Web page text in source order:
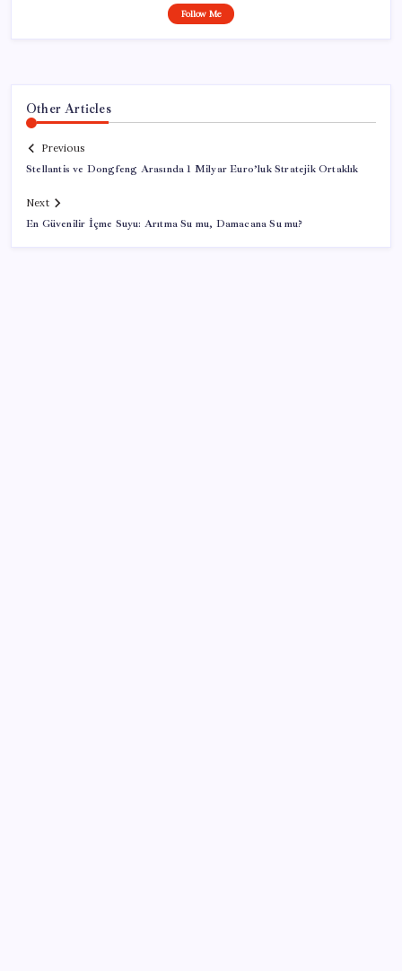
Follow Me
Other Articles
Previous
Stellantis ve Dongfeng Arasında 1 Milyar Euro’luk Stratejik Ortaklık
Next
En Güvenilir İçme Suyu: Arıtma Su mu, Damacana Su mu?